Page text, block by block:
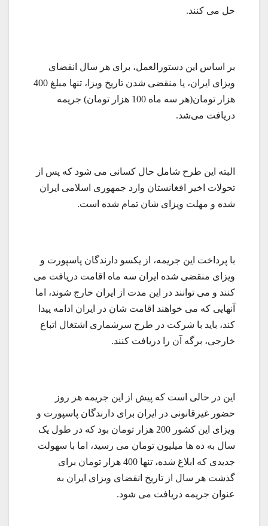
حل می کنند.
بر اساس این دستورالعمل، برای هر سال انقضای
ویزای ایران، یا منقضی شدن تاریخ ویزا، تنها مبلغ 400
هزار تومان(هر سه ماه 100 هزار تومان) جریمه
دریافت می‌شد.
البته این طرح شامل حال کسانی می شود که پس از
تحولات اخیر افغانستان وارد جمهوری اسلامی ایران
شده و مهلت ویزای شان تمام شده است.
با پرداخت این جریمه، از یکسو دارندگان پاسپورت و
ویزای منقضی شده ایران سه ماه اقامت دریافت می
کنند و می توانند در این مدت از ایران خارج شوند، اما
آنهایی که می خواهند اقامت شان در ایران ادامه پیدا
کند، باید با شرکت در طرح سرشماری اشتغال اتباع
خارجی، برگه آن را دریافت کنند.
این در حالی است که پیش از این جریمه هر روز
حضور غیرقانونی در ایران برای دارندگان پاسپورت و
ویزای این کشور 200 هزار تومان بود که در طول یک
سال به ده ها میلیون تومان می رسید، اما با سهولت
جدیدی که ابلاغ شده، تنها 400 هزار تومان برای
گذشت هر سال از تاریخ انقضای ویزای ایران به
عنوان جریمه دریافت می شود.